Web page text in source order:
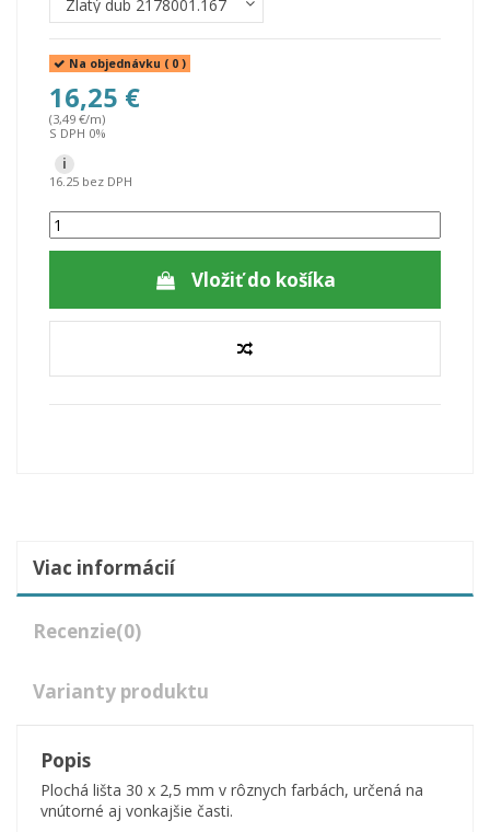
Na objednávku ( 0 )
16,25 €
(3,49 €/m)
S DPH 0%
i
16.25 bez DPH
Vložiť do košíka
Viac informácií
Recenzie(0)
Varianty produktu
Popis
Plochá lišta 30 x 2,5 mm v rôznych farbách, určená na
vnútorné aj vonkajšie časti.